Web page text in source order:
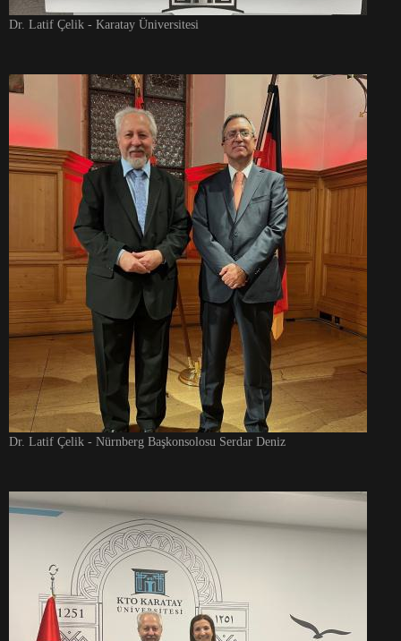
Dr. Latif Çelik - Karatay Üniversitesi
Dr. Latif Çelik - Nürnberg Başkonsolosu Serdar Deniz